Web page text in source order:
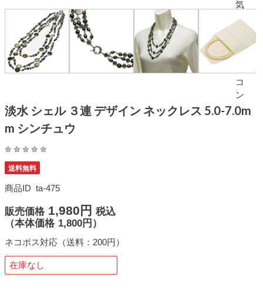
淡水 シェル ３連 デザイン ネックレス 5.0-7.0m
m シンチュウ
送料無料
商品ID ta-475
販売価格 1,980円 税込
（本体価格 1,800円）
ネコポス対応（送料：200円）
在庫なし